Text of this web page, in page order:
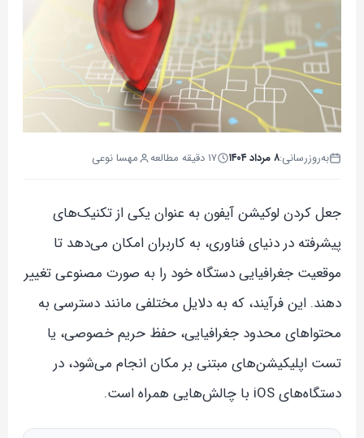
به‌روزرسانی:۸ مرداد ۱۴۰۴ ۱۷ دقیقه مطالعه مهسا نوعی
جعل کردن لوکیشن آیفون به عنوان یکی از تکنیک‌های
پیشرفته در دنیای فناوری، به کاربران امکان می‌دهد تا
موقعیت جغرافیایی دستگاه خود را به صورت مصنوعی تغییر
دهند. این فرآیند، که به دلایل مختلفی مانند دسترسی به
محتواهای محدود جغرافیایی، حفظ حریم خصوصی، یا
تست اپلیکیشن‌های مبتنی بر مکان انجام می‌شود، در
دستگاه‌های iOS با چالش‌هایی همراه است.